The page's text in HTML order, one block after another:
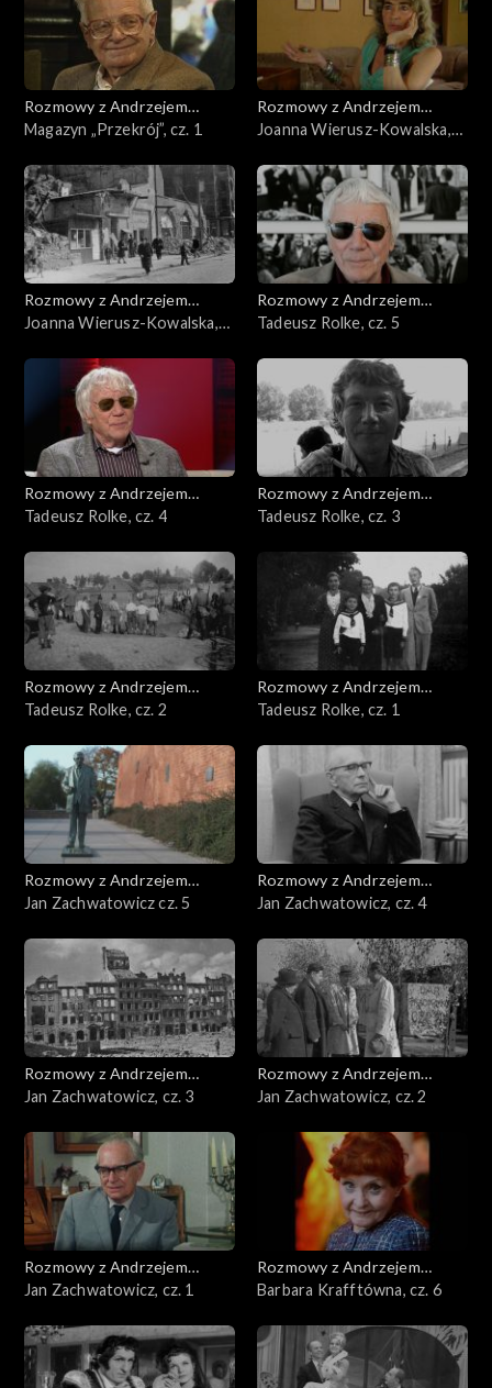
Rozmowy z Andrzejem
Doboszem
Magazyn „Przekrój”, cz. 1
Rozmowy z Andrzejem
Doboszem
Joanna Wierusz-Kowalska,
Rozmowy z Andrzejem
Doboszem
Joanna Wierusz-Kowalska,
Rozmowy z Andrzejem
Doboszem
Tadeusz Rolke, cz. 5
Rozmowy z Andrzejem
Doboszem
Tadeusz Rolke, cz. 4
Rozmowy z Andrzejem
Doboszem
Tadeusz Rolke, cz. 3
Rozmowy z Andrzejem
Doboszem
Tadeusz Rolke, cz. 2
Rozmowy z Andrzejem
Doboszem
Tadeusz Rolke, cz. 1
Rozmowy z Andrzejem
Doboszem
Jan Zachwatowicz cz. 5
Rozmowy z Andrzejem
Doboszem
Jan Zachwatowicz, cz. 4
Rozmowy z Andrzejem
Doboszem
Jan Zachwatowicz, cz. 3
Rozmowy z Andrzejem
Doboszem
Jan Zachwatowicz, cz. 2
Rozmowy z Andrzejem
Doboszem
Jan Zachwatowicz, cz. 1
Rozmowy z Andrzejem
Doboszem
Barbara Krafftówna, cz. 6